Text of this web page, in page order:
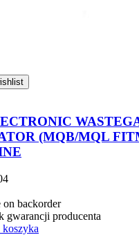
(MQB/MQL
on backorder
gwarancji producenta